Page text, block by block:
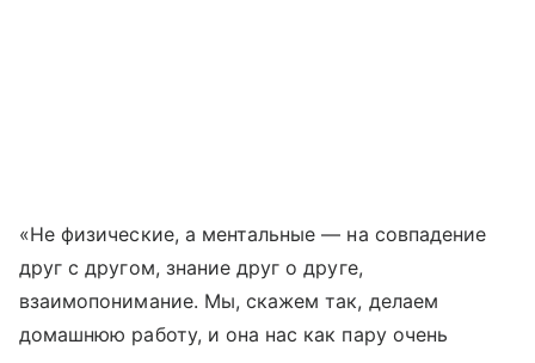
«Не физические, а ментальные — на совпадение
друг с другом, знание друг о друге,
взаимопонимание. Мы, скажем так, делаем
домашнюю работу, и она нас как пару очень